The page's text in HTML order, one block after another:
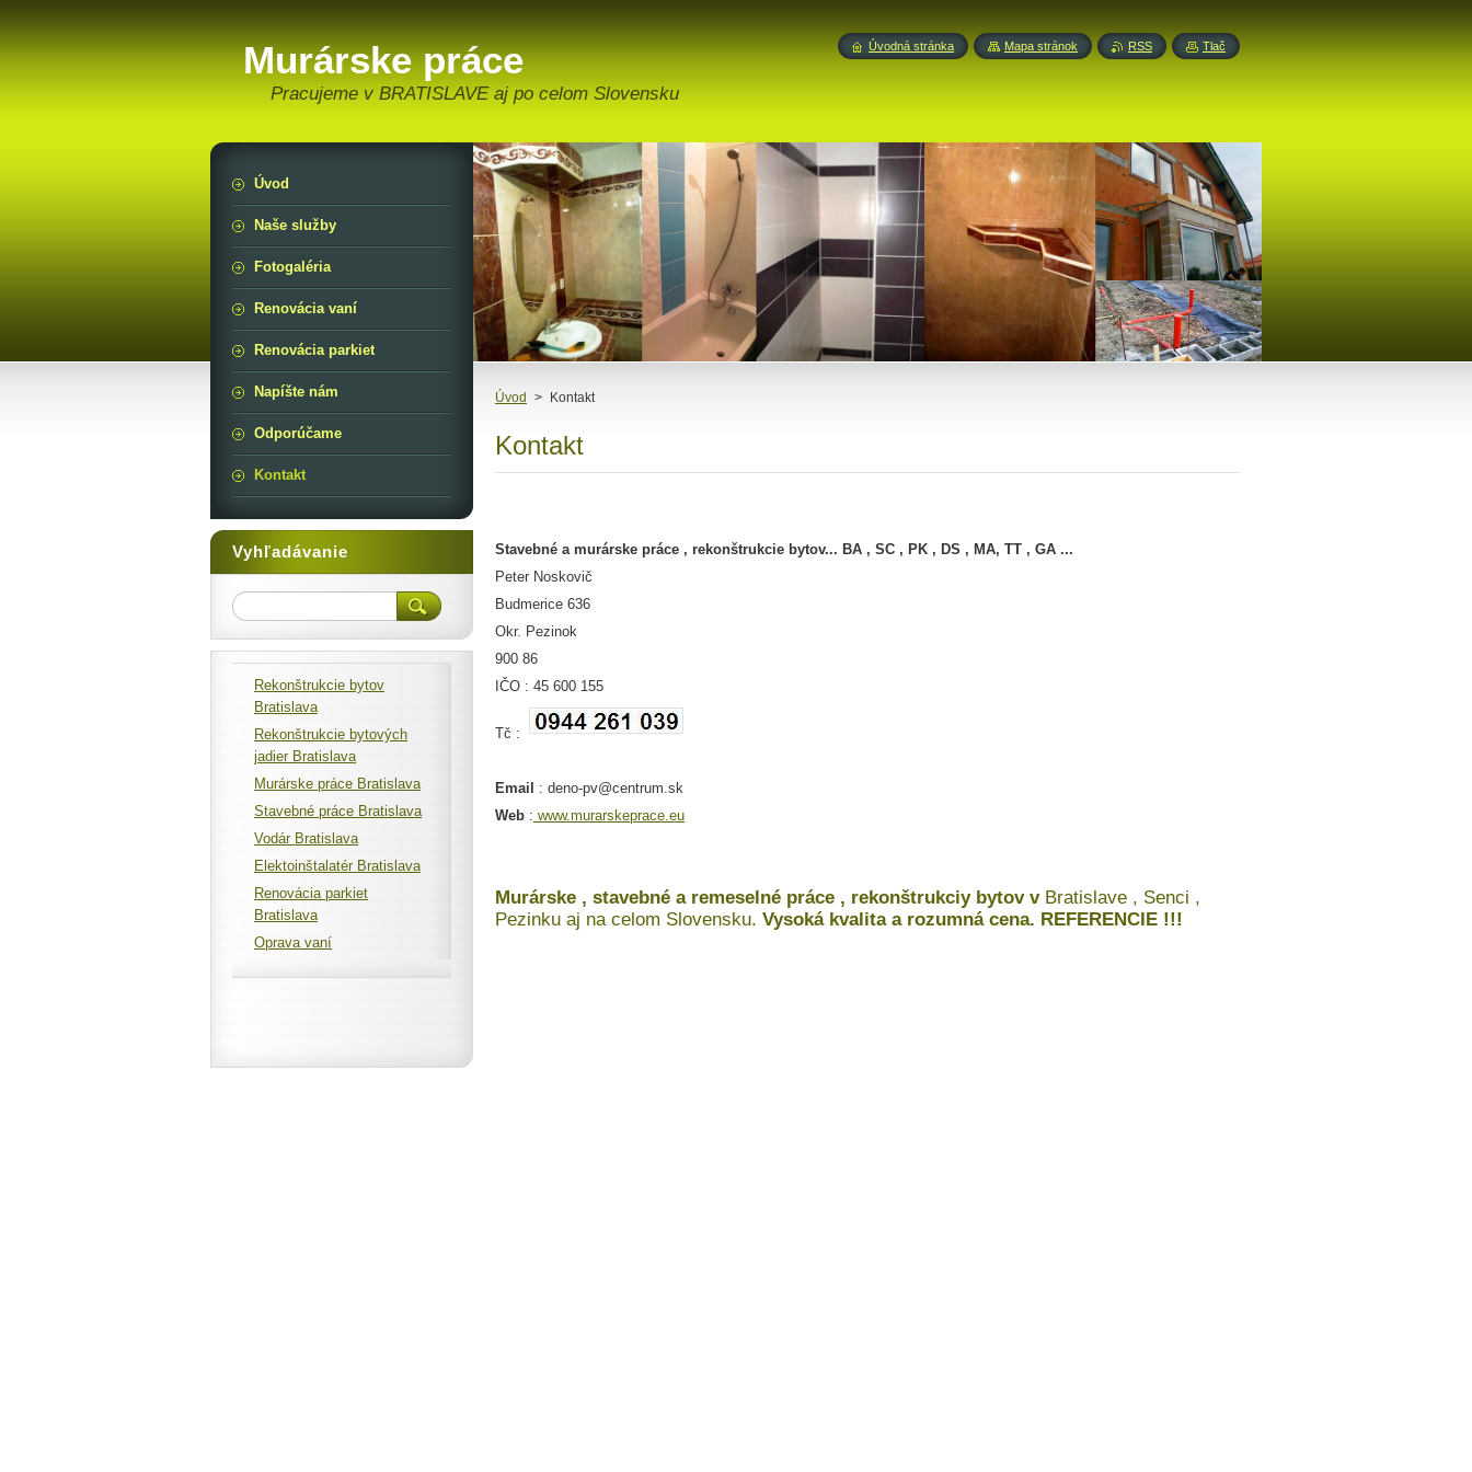
Murárske práce
Pracujeme v BRATISLAVE aj po celom Slovensku
Úvod > Kontakt
Kontakt
Stavebné a murárske práce , rekonštrukcie bytov... BA , SC , PK , DS , MA, TT , GA ...
Peter Noskovič
Budmerice 636
Okr. Pezinok
900 86
IČO : 45 600 155
Tč :
Email
: deno-pv@centrum.sk
Web : www.murarskeprace.eu
Murárske , stavebné a remeselné práce , rekonštrukciy bytov v Bratislave , Senci ,
Pezinku aj na celom Slovensku. Vysoká kvalita a rozumná cena. REFERENCIE !!!
Úvod
Naše služby
Fotogaléria
Renovácia vaní
Renovácia parkiet
Napíšte nám
Odporúčame
Kontakt
Vyhľadávanie
Rekonštrukcie bytov
Bratislava
Rekonštrukcie bytových
jadier Bratislava
Murárske práce Bratislava
Stavebné práce Bratislava
Vodár Bratislava
Elektoinštalatér Bratislava
Renovácia parkiet
Bratislava
Oprava vaní
Úvodná stránka Mapa stránok RSS Tlač